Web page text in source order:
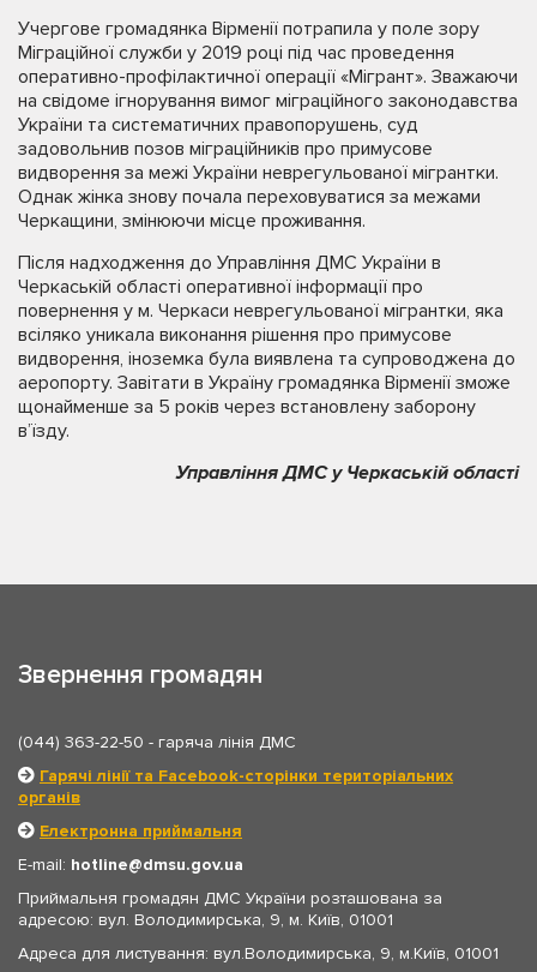
Учергове громадянка Вірменії потрапила у поле зору
Міграційної служби у 2019 році під час проведення
оперативно-профілактичної операції «Мігрант». Зважаючи
на свідоме ігнорування вимог міграційного законодавства
України та систематичних правопорушень, суд
задовольнив позов міграційників про примусове
видворення за межі України неврегульованої мігрантки.
Однак жінка знову почала переховуватися за межами
Черкащини, змінюючи місце проживання.
Після надходження до Управління ДМС України в
Черкаській області оперативної інформації про
повернення у м. Черкаси неврегульованої мігрантки, яка
всіляко уникала виконання рішення про примусове
видворення, іноземка була виявлена та супроводжена до
аеропорту. Завітати в Україну громадянка Вірменії зможе
щонайменше за 5 років через встановлену заборону
в’їзду.
Управління ДМС у Черкаській області
Звернення громадян
(044) 363-22-50 - гаряча лінія ДМС
Гарячі лінії та Facebook-сторінки територіальних
органів
Електронна приймальня
E-mail: hotline
dmsu.gov.ua
Приймальня громадян ДМС України розташована за
адресою: вул. Володимирська, 9, м. Київ, 01001
Адреса для листування: вул.Володимирська, 9, м.Київ, 01001